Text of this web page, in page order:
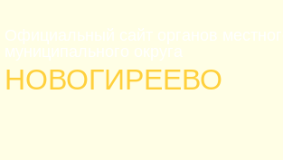
Официальный сайт органов
муниципального округа
НОВОГИРЕЕВО